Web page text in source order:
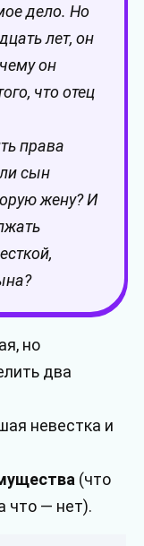
дело. Но
лет, он
он
что отец
права
сын
жену? И
но
два
невестка и
(что
что — нет).